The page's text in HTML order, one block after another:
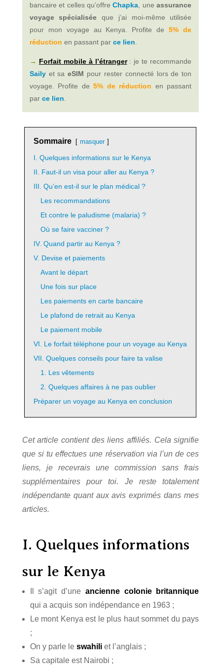
bancaire et celles qu’offreChapka , uneassurance
voyage spécialisée que j’ai moi-même utilisée
pour mon voyage au Kenya. Profite de5% de
réduction en passant par ce lien
→ Forfait mobile à l’étranger : je te recommande
Sailyet saeSIM pour rester connecté lors de ton
voyage. Profite de5% de réduction en passant
par ce lien
Sommaire masquer
I. Quelques informations sur le Kenya
II. Faut-il un visa pour aller au Kenya ?
III. Qu’en est-il sur le plan médical ?
Les recommandations
Et contre le paludisme (malaria) ?
Où se faire vacciner ?
IV. Quand partir au Kenya ?
V. Devise et paiements
Avant le départ
Une fois sur place
Les paiements en carte bancaire
Le plafond de retrait au Kenya
Le paiement mobile
VI. Le forfait téléphone pour un voyage au Kenya
VII. Quelques conseils pour faire ta valise
1. Les vêtements
2. Quelques affaires à ne pas oublier
Préparer un voyage au Kenya en conclusion
Cet article contient des liens affiliés. Cela signifie
que si tu effectues une réservation via l’un de ces
liens, je recevrais une commission sans frais
supplémentaires pour toi. Je reste totalement
indépendante quant aux avis exprimés dans mes
articles.
I. Quelques informations
sur le Kenya
Il s’agit d’une ancienne colonie britannique
qui a acquis son indépendance en 1963 ;
Le mont Kenya est le plus haut sommet du pays
;
On y parle le swahiliet l’anglais ;
Sa capitale est Nairobi ;